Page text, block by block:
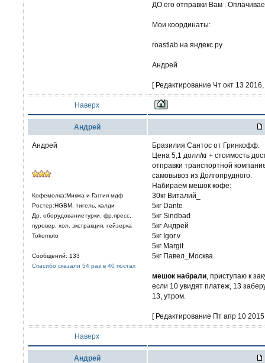
ДО его отправки Вам .
Мои координаты:
roastlab на яндекс.ру
Андрей
[ Редактирование Чт окт 13 2016,
Наверх
Aндрей
Андрей
Кофемолка:Микма и Гаггия мдф
Ростер:HGBM, тигель, калди
Др. оборудованиетурки, фр.пресс,
пуровер, хол. экстракция, гейзерка
Tokomoto
Сообщений: 133
Спасибо сказали 54 раз в 40 постах
Бразилия Сантос от Гринкофф.
Цена 5,1 долл/кг + стоимость
отправки транспортной
самовывоз из Долгопрудного.
Набираем мешок кофе:
30кг Виталий_
5кг Dante
5кг Sindbad
5кг Aндрей
5кг Igor.v
5кг Margit
5кг Павел_Москва
мешок набрали , приступаю к
если 10 увидят платеж, 13
13, утром.
[ Редактирование Пт апр 10
Наверх
Aндрей